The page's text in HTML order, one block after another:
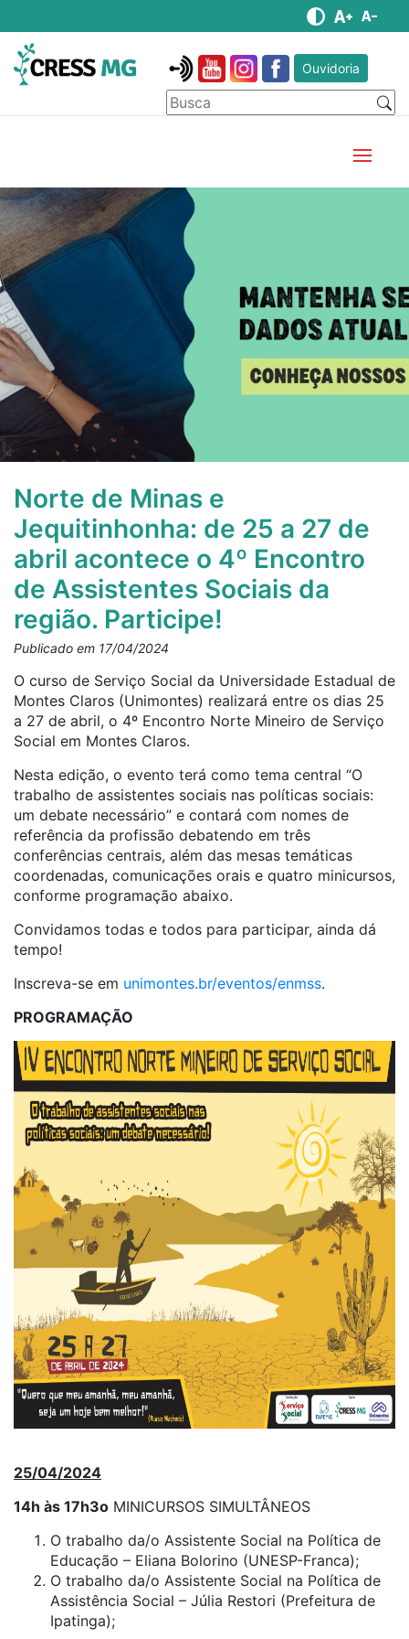
Ouvidoria
Norte de Minas e
Jequitinhonha: de 25 a 27 de
abril acontece o 4º Encontro
de Assistentes Sociais da
região. Participe!
Publicado em 17/04/2024
O curso de Serviço Social da Universidade Estadual de
Montes Claros (Unimontes) realizará entre os dias 25
a 27 de abril, o 4º Encontro Norte Mineiro de Serviço
Social em Montes Claros.
Nesta edição, o evento terá como tema central “O
trabalho de assistentes sociais nas políticas sociais:
um debate necessário” e contará com nomes de
referência da profissão debatendo em três
conferências centrais, além das mesas temáticas
coordenadas, comunicações orais e quatro minicursos,
conforme programação abaixo.
Convidamos todas e todos para participar, ainda dá
tempo!
Inscreva-se em unimontes.br/eventos/enmss.
PROGRAMAÇÃO
25/04/2024
14h às 17h3o MINICURSOS SIMULTÂNEOS
O trabalho da/o Assistente Social na Política de
Educação – Eliana Bolorino (UNESP-Franca);
O trabalho da/o Assistente Social na Política de
Assistência Social – Júlia Restori (Prefeitura de
Ipatinga);